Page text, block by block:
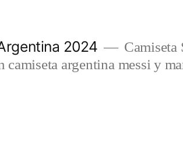
2024
camiseta argentina messi y